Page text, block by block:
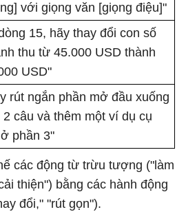
với giọng văn [giọng điệu]"
15, hãy thay đổi con số
thu từ 45.000 USD thành
USD"
rút ngắn phần mở đầu xuống
2 câu và thêm một ví dụ cụ
phần 3"
các động từ trừu tượng ("làm
thiện") bằng các hành động
đổi," "rút gọn").